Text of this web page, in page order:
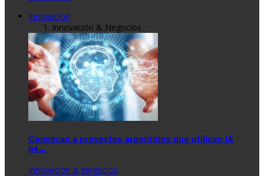
Innovación
Innovación & Negocios
Convocan a proyectos argentinos que utilicen IA
pa…
Innovación & Negocios